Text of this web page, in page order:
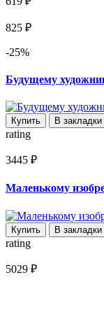
825 ₽
-25%
Будущему
Купить В закладки
rating
3445 ₽
Маленькому
Купить В закладки
rating
5029 ₽